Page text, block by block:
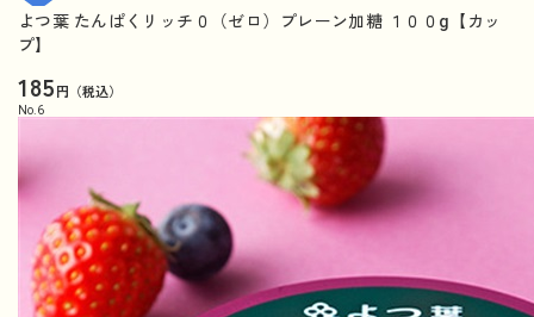
よつ葉 たんぱくリッチ０（ゼロ）プレーン加糖 １００g【カッ
プ】
185円（税込）
No. 6